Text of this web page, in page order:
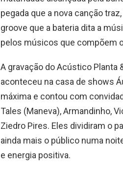
pegada que a nova canção
groove que a bateria dita a
pelos músicos que compõem
A gravação do Acústico Planta
aconteceu na casa de shows
máxima e contou com
Tales (Maneva), Armandinho,
Ziedro Pires. Eles dividiram o
ainda mais o público numa
e energia positiva.